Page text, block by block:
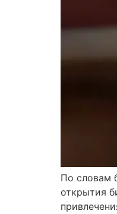
По словам
открытия